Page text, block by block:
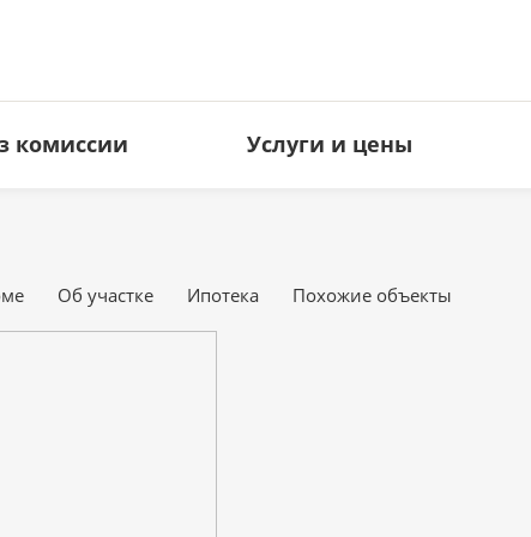
Под ИЖС
Офисы
комиссии Услуги и цены
Об участке Ипотека Похожие объекты